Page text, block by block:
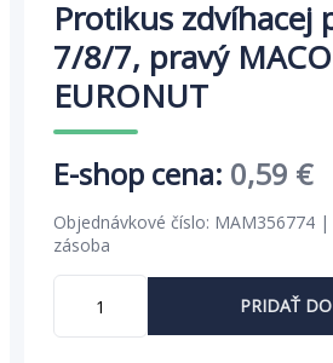
Protikus zdvíhacej
7/8/7, pravý
EURONUT
Pôvodná
cena
0,91 €.
0,59 €
Objednávkové číslo: MAM356774
zásoba
množstvo
Protikus
zdvíhacej
PRIDAŤ